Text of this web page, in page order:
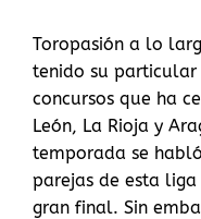
Toropasión a lo
tenido su
concursos que ha
León, La Rioja y
temporada se
parejas de esta
gran final. Sin